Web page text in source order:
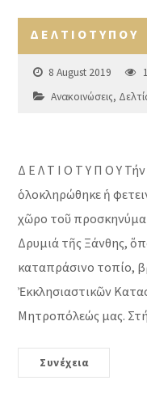
Δ Ε Λ Τ Ι Ο Τ Υ Π Ο Υ
8 August 2019
Ανακοινώσεις,
Δ Ε Λ Τ Ι Ο Τ Υ Π Ο Υ
ὁλοκληρώθηκε ἡ
χῶρο τοῦ
Δρυμιά τῆς Ξάνθης,
καταπράσινο τοπίο,
Ἐκκλησιαστικῶν
Μητροπόλεώς μας.
Συνέχεια